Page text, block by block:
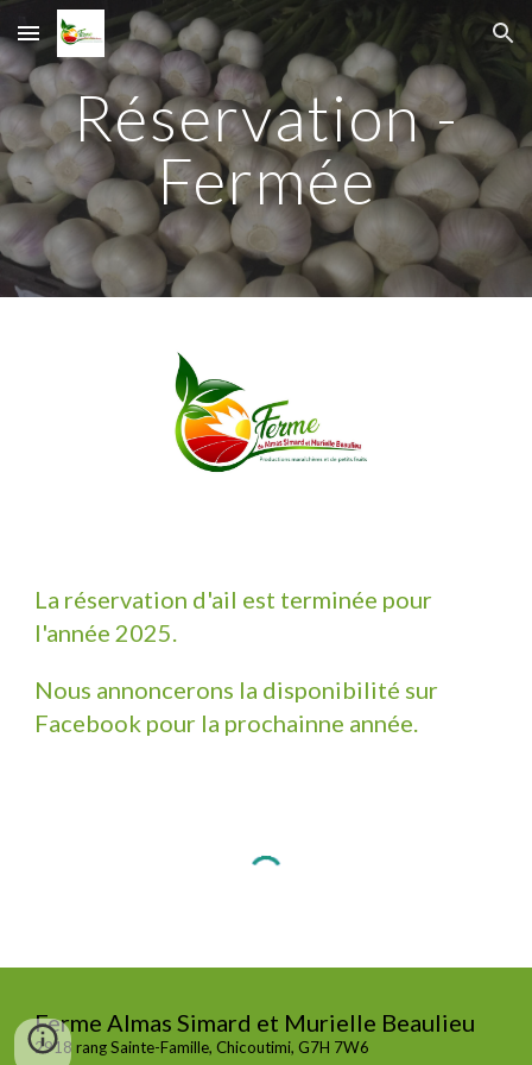
Skip to main content Skip to navigation
Réservation -
Fermée
La réservation d'ail est terminée pour
l'année 2025
Nous annoncerons la disponibilité sur
Facebook pour la prochainne année.
Ferme Almas Simard et Murielle Beaulieu
2918 rang Sainte-Famille, Chicoutimi, G7H 7W6